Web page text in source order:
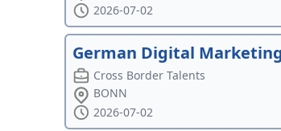
2026-07-02
German Digital
Cross Border Talents
BONN
2026-07-02